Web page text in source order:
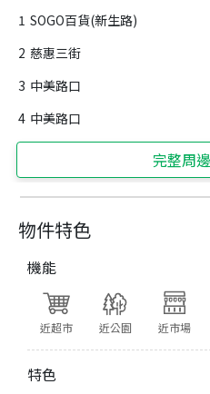
物件特色
機能
近超市 近公園 近市場
特色
1 SOGO百貨(新生路)
2 慈惠三街
3 中美路口
4 中美路口
完整周